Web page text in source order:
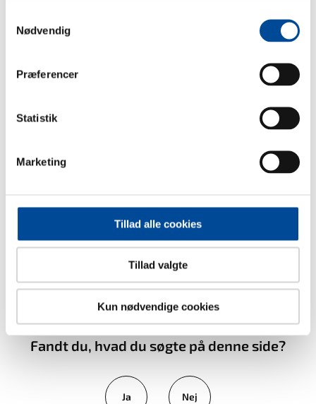
Nødvendig
Præferencer
Statistik
Marketing
Tillad alle cookies
Tillad valgte
Kun nødvendige cookies
2670 Greve
Send Digital Post (kræver MitID)
Fandt du, hvad du søgte på denne side?
Ja Nej